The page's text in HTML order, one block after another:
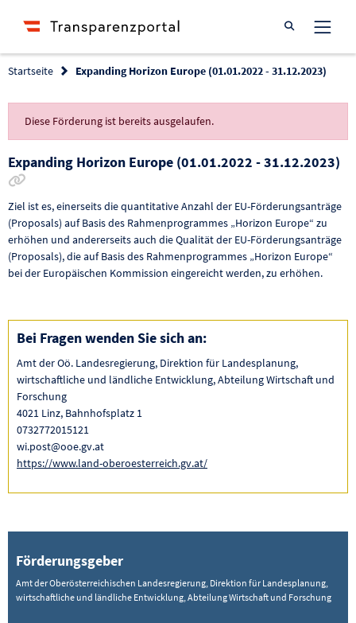
Suche öffnen
Startseite Expanding Horizon Europe (01.01.2022 - 31.12.2023)
Diese Förderung ist bereits ausgelaufen.
Expanding Horizon Europe (01.01.2022 - 31.12.2023)
Ziel ist es, einerseits die quantitative Anzahl der EU-Förderungsanträge
(Proposals) auf Basis des Rahmenprogrammes „Horizon Europe“ zu
erhöhen und andererseits auch die Qualität der EU-Förderungsanträge
(Proposals), die auf Basis des Rahmenprogrammes „Horizon Europe“
bei der Europäischen Kommission eingereicht werden, zu erhöhen.
Bei Fragen wenden Sie sich an:
Amt der Oö. Landesregierung, Direktion für Landesplanung,
wirtschaftliche und ländliche Entwicklung, Abteilung Wirtschaft und
Forschung
4021 Linz, Bahnhofsplatz 1
0732772015121
wi.post@ooe.gv.at
https://www.land-oberoesterreich.gv.at/
Förderungsgeber
Amt der Oberösterreichischen Landesregierung, Direktion für Landesplanung,
wirtschaftliche und ländliche Entwicklung, Abteilung Wirtschaft und Forschung